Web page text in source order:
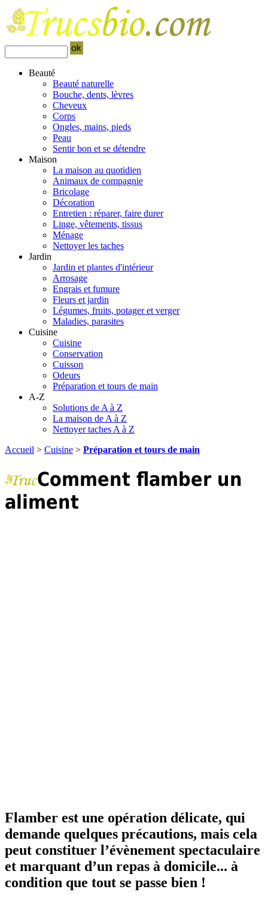
Beauté
Beauté naturelle
Bouche, dents, lèvres
Cheveux
Corps
Ongles, mains, pieds
Peau
Sentir bon et se détendre
Maison
La maison au quotidien
Animaux de compagnie
Bricolage
Décoration
Entretien : réparer, faire durer
Linge, vêtements, tissus
Ménage
Nettoyer les taches
Jardin
Jardin et plantes d'intérieur
Arrosage
Engrais et fumure
Fleurs et jardin
Légumes, fruits, potager et verger
Maladies, parasites
Cuisine
Cuisine
Conservation
Cuisson
Odeurs
Préparation et tours de main
A-Z
Solutions de A à Z
La maison de A à Z
Nettoyer taches A à Z
Accueil > Cuisine > Préparation et tours de main
Comment flamber un
aliment
Flamber est une opération délicate, qui
demande quelques précautions, mais cela
peut constituer l’évènement spectaculaire
et marquant d’un repas à domicile... à
condition que tout se passe bien !